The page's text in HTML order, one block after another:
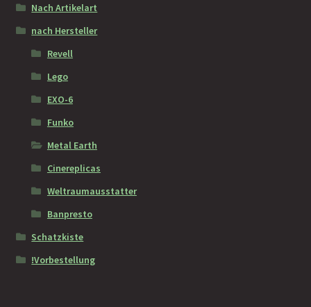
Nach Artikelart
nach Hersteller
Revell
Lego
EXO-6
Funko
Metal Earth
Cinereplicas
Weltraumausstatter
Banpresto
Schatzkiste
!Vorbestellung